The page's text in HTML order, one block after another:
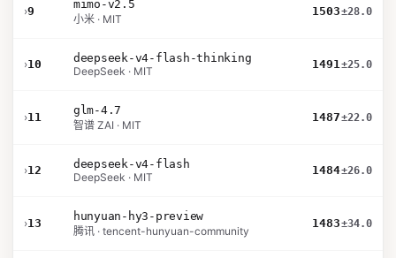
›9
mimo-v2.5
小米 · MIT
1503±28.0
›10
deepseek-v4-flash-thinking
DeepSeek · MIT
1491±25.0
›11
glm-4.7
智谱 ZAI · MIT
1487±22.0
›12
deepseek-v4-flash
DeepSeek · MIT
1484±26.0
›13
hunyuan-hy3-preview
腾讯 · tencent-hunyuan-community
1483±34.0